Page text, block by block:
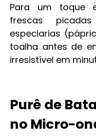
Para um toque
frescas
especiarias
toalha antes de
irresistível em
Purê de
no Micro-